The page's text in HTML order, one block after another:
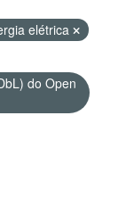
elétrica
do Open